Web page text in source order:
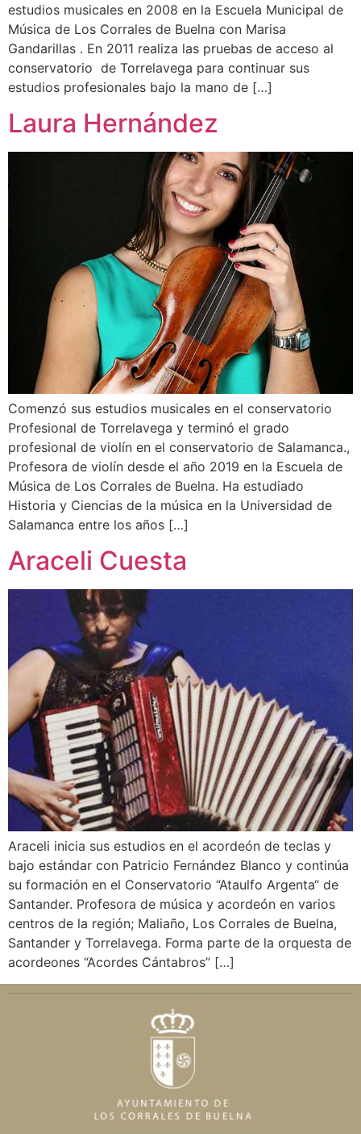
estudios musicales en 2008 en la Escuela Municipal de
Música de Los Corrales de Buelna con Marisa
Gandarillas . En 2011 realiza las pruebas de acceso al
conservatorio de Torrelavega para continuar sus
estudios profesionales bajo la mano de […]
Laura Hernández
Comenzó sus estudios musicales en el conservatorio
Profesional de Torrelavega y terminó el grado
profesional de violín en el conservatorio de Salamanca.,
Profesora de violín desde el año 2019 en la Escuela de
Música de Los Corrales de Buelna. Ha estudiado
Historia y Ciencias de la música en la Universidad de
Salamanca entre los años […]
Araceli Cuesta
Araceli inicia sus estudios en el acordeón de teclas y
bajo estándar con Patricio Fernández Blanco y continúa
su formación en el Conservatorio “Ataulfo Argenta“ de
Santander. Profesora de música y acordeón en varios
centros de la región; Maliaño, Los Corrales de Buelna,
Santander y Torrelavega. Forma parte de la orquesta de
acordeones “Acordes Cántabros” […]